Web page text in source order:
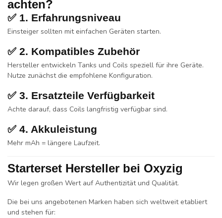
achten?
✅ 1. Erfahrungsniveau
Einsteiger sollten mit einfachen Geräten starten.
✅ 2. Kompatibles Zubehör
Hersteller entwickeln Tanks und Coils speziell für ihre Geräte.
Nutze zunächst die empfohlene Konfiguration.
✅ 3. Ersatzteile Verfügbarkeit
Achte darauf, dass Coils langfristig verfügbar sind.
✅ 4. Akkuleistung
Mehr mAh = längere Laufzeit.
Starterset Hersteller bei Oxyzig
Wir legen großen Wert auf Authentizität und Qualität.
Die bei uns angebotenen Marken haben sich weltweit etabliert
und stehen für: